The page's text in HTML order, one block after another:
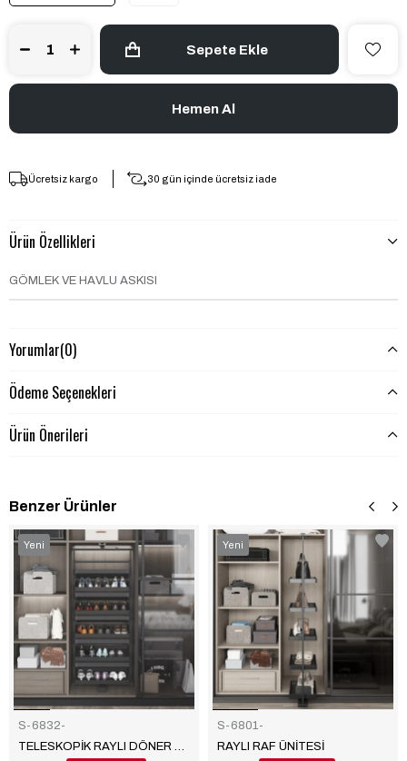
Ücretsiz kargo 30 gün içinde ücretsiz iade
Ürün Özellikleri
GÖMLEK VE HAVLU ASKISI
Yorumlar(0)
Ödeme Seçenekleri
Ürün Önerileri
Benzer Ürünler
S-6832-
TELESKOPİK RAYLI DÖNER AYAKKABILIK
Yeni
Ürün
S-6801-
RAYLI RAF ÜNİTESİ
Yeni
Ürün